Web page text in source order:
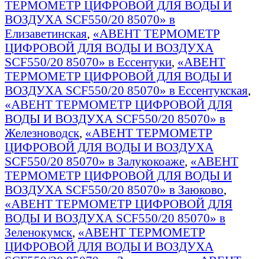
ТЕРМОМЕТР ЦИФРОВОЙ ДЛЯ ВОДЫ И
ВОЗДУХА SCF550/20 85070» в
Елизаветинская, «АВЕНТ ТЕРМОМЕТР
ЦИФРОВОЙ ДЛЯ ВОДЫ И ВОЗДУХА
SCF550/20 85070» в Ессентуки, «АВЕНТ
ТЕРМОМЕТР ЦИФРОВОЙ ДЛЯ ВОДЫ И
ВОЗДУХА SCF550/20 85070» в Ессентукская,
«АВЕНТ ТЕРМОМЕТР ЦИФРОВОЙ ДЛЯ
ВОДЫ И ВОЗДУХА SCF550/20 85070» в
Железноводск, «АВЕНТ ТЕРМОМЕТР
ЦИФРОВОЙ ДЛЯ ВОДЫ И ВОЗДУХА
SCF550/20 85070» в Залукокоаже, «АВЕНТ
ТЕРМОМЕТР ЦИФРОВОЙ ДЛЯ ВОДЫ И
ВОЗДУХА SCF550/20 85070» в Заюково,
«АВЕНТ ТЕРМОМЕТР ЦИФРОВОЙ ДЛЯ
ВОДЫ И ВОЗДУХА SCF550/20 85070» в
Зеленокумск, «АВЕНТ ТЕРМОМЕТР
ЦИФРОВОЙ ДЛЯ ВОДЫ И ВОЗДУХА